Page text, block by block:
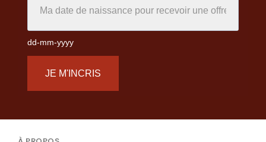
dd-mm-yyyy
JE M'INCRIS